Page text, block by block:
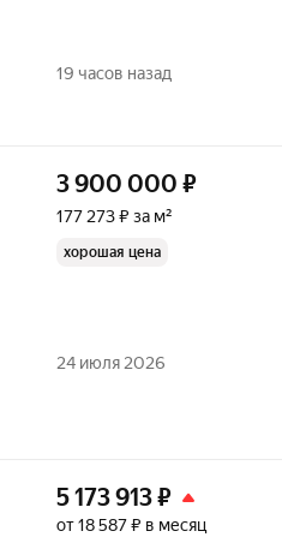
19 часов назад
3 900 000 ₽
177 273 ₽ за м²
хорошая цена
24 июля 2026
5 173 913₽
от 18 587 ₽ в месяц